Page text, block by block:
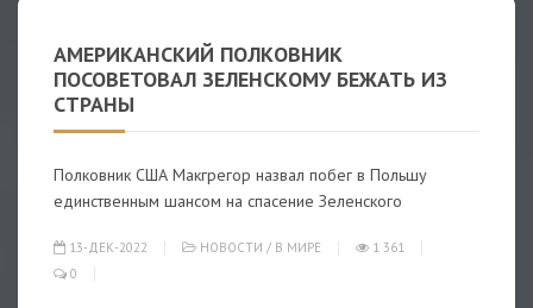
АМЕРИКАНСКИЙ ПОЛКОВНИК
ПОСОВЕТОВАЛ ЗЕЛЕНСКОМУ БЕЖАТЬ ИЗ
СТРАНЫ
Полковник США Макгрегор назвал побег в Польшу
единственным шансом на спасение Зеленского
13-ДЕК-2022 НОВОСТИ / В МИРЕ
1 361
0